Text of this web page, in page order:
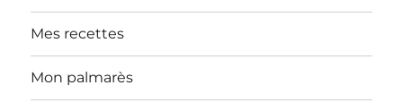
Mes recettes
Mon palmarès